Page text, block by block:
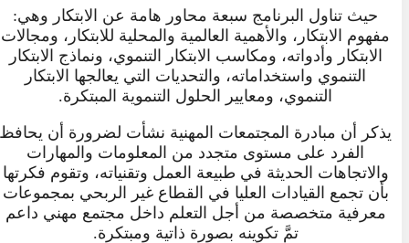
حيث تناول البرنامج سبعة محاور هامة عن الابتكار وهي:
مفهوم الابتكار، والأهمية العالمية والمحلية للابتكار، ومجالات
الابتكار وأدواته، ومكاسب الابتكار التنموي، ونماذج الابتكار
التنموي واستخداماته، والتحديات التي يعالجها الابتكار
التنموي، ومعايير الحلول التنموية المبتكرة.
يذكر أن مبادرة المجتمعات المهنية نشأت لضرورة أن يحافظ
الفرد على مستوى متجدد من المعلومات والمهارات
والاتجاهات الحديثة في طبيعة العمل وتقنياته، وتقوم فكرتها
بأن تجمع القيادات العليا في القطاع غير الربحي بمجموعات
معرفية متخصصة من أجل التعلم داخل مجتمع مهني داعم
تمَّ تكوينه بصورة ذاتية ومبتكرة.